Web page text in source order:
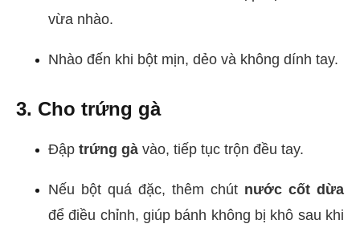
vừa nhào.
Nhào đến khi bột mịn, dẻo và không dính tay.
3. Cho trứng gà
Đập trứng gà vào, tiếp tục trộn đều tay.
Nếu bột quá đặc, thêm chút nước cốt dừa
để điều chỉnh, giúp bánh không bị khô sau khi